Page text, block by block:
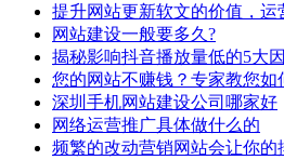
提升网站更新软文的价值，运
网站建设一般要多久?
揭秘影响抖音播放量低的5大
您的网站不赚钱？专家教您如
深圳手机网站建设公司哪家好
网络运营推广具体做什么的
频繁的改动营销网站会让你的